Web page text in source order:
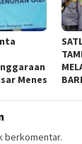
Menes
berkomentar.